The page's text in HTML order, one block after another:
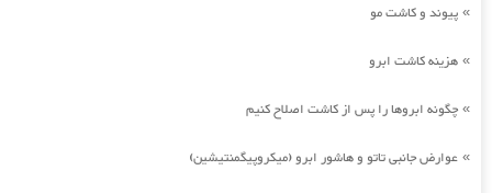
» پیوند و کاشت مو
» هزینه کاشت ابرو
» چگونه ابروها را پس از کاشت اصلاح کنیم
» عوارض جانبی تاتو و هاشور ابرو (میکروپیگمنتیشین)